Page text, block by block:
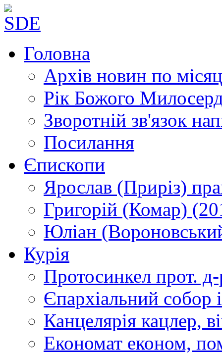
Головна
Архів новин по
Рік Божого
Зворотній зв'язок
Посилання
Єпископи
Ярослав (Приріз)
Григорій (Комар)
Юліан
Курія
Протосинкел прот.
Єпархіальний собор
Канцелярія кацлер,
Економат економ,